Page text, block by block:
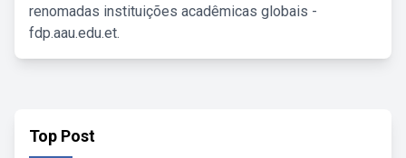
renomadas instituições acadêmicas globais -
fdp.aau.edu.et.
Top Post